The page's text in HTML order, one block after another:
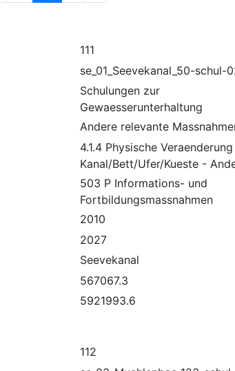
111
se_01_Seevekanal_50-schul-
Schulungen zur
Gewaesserunterhaltung
Andere relevante
4.1.4 Physische
Kanal/Bett/Ufer/Kueste -
503 P Informations- und
Fortbildungsmassnahmen
2010
2027
Seevekanal
567067.3
5921993.6
112